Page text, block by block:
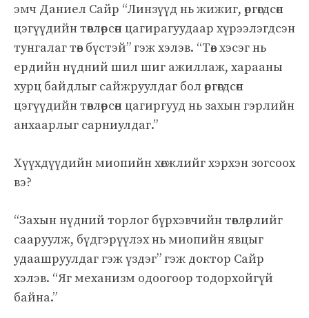
эмч Даниел Сайр “Линзүүд нь жижиг, өргөгдсөн
цэгүүдийн төвлөрсөн цагирагуудаар хүрээлэгдсэн
тунгалаг төв бүстэй” гэж хэлэв. “Төв хэсэг нь
ердийн нүдний шил шиг ажиллаж, харааны
хурц байдлыг сайжруулдаг бол өргөгдсөн
цэгүүдийн төвлөрсөн цагиргууд нь захын гэрлийн
анхаарлыг сарниулдаг.”
Хүүхдүүдийн миопийн хөгжлийг хэрхэн зогсоох
вэ?
“Захын нүдний торлог бүрхэвчийн төвлөрлийг
сааруулж, бүдгэрүүлэх нь миопийн явцыг
удаашруулдаг гэж үздэг” гэж доктор Сайр
хэлэв. “Яг механизм одоогоор тодорхойгүй
байна.”